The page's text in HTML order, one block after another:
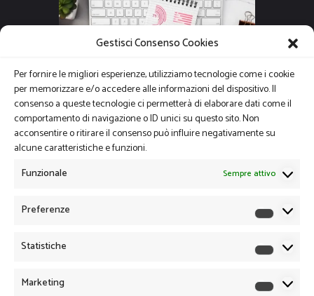
Gestisci Consenso Cookies
Per fornire le migliori esperienze, utilizziamo tecnologie come i cookie
per memorizzare e/o accedere alle informazioni del dispositivo. Il
consenso a queste tecnologie ci permetterà di elaborare dati come il
comportamento di navigazione o ID unici su questo sito. Non
acconsentire o ritirare il consenso può influire negativamente su
alcune caratteristiche e funzioni.
Funzionale
Sempre attivo
Preferenze
Statistiche
Marketing